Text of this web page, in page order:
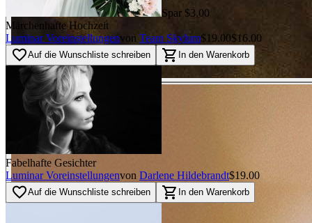
Spar $3.00
Märchenhafte Hochzeit
Luminar Voreinstellungenvon Team Skylum$19.00$16.00
favorite_borderAuf die Wunschliste schreiben shopping_cart In den Warenkorb
Fabelhafte Gesichter
Luminar Voreinstellungenvon Darlene Hildebrandt$19.00
favorite_borderAuf die Wunschliste schreiben shopping_cart In den Warenkorb